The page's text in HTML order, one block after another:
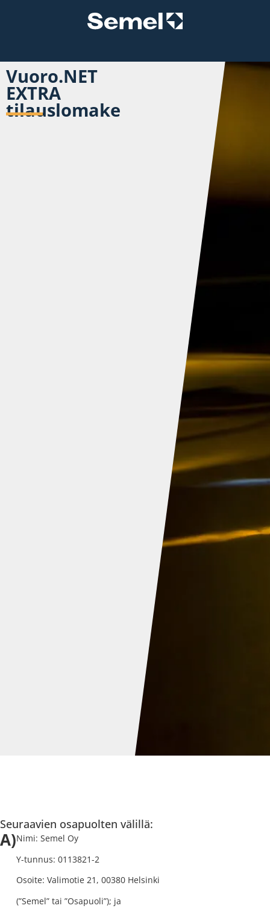
Vuoro.NET
EXTRA
tilauslomake
Seuraavien osapuolten välillä:
A)Nimi: Semel Oy
Y-tunnus: 0113821-2
Osoite: Valimotie 21, 00380 Helsinki
(”Semel” tai ”Osapuoli”); ja